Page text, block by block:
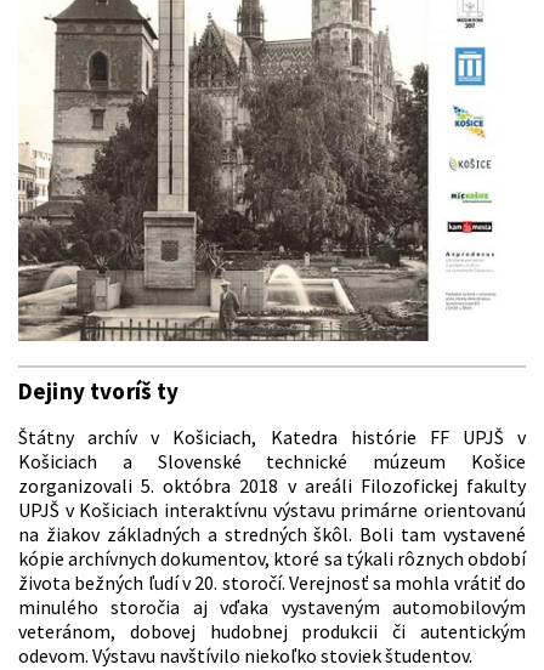
Dejiny tvoríš ty
Štátny archív v Košiciach, Katedra histórie FF UPJŠ v
Košiciach a Slovenské technické múzeum Košice
zorganizovali 5. októbra 2018 v areáli Filozofickej fakulty
UPJŠ v Košiciach interaktívnu výstavu primárne orientovanú
na žiakov základných a stredných škôl. Boli tam vystavené
kópie archívnych dokumentov, ktoré sa týkali rôznych období
života bežných ľudí v 20. storočí. Verejnosť sa mohla vrátiť do
minulého storočia aj vďaka vystaveným automobilovým
veteránom, dobovej hudobnej produkcii či autentickým
odevom. Výstavu navštívilo niekoľko stoviek študentov.